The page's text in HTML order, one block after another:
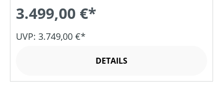
3.499,00 €*
UVP: 3.749,00 €*
DETAILS